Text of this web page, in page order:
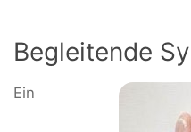
Begleitende
Ein